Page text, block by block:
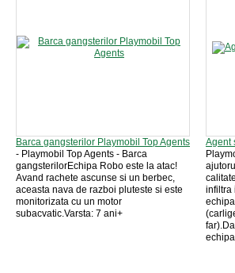
Barca gangsterilor Playmobil Top Agents
- Playmobil Top Agents - Barca
gangsterilorEchipa Robo este la atac!
Avand rachete ascunse si un berbec,
aceasta nava de razboi pluteste si este
monitorizata cu un motor
subacvatic.Varsta: 7 ani+
Agent
infiltra